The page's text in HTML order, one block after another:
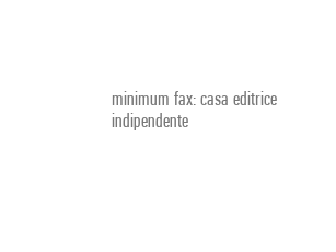
minimum fax: casa editrice
indipendente